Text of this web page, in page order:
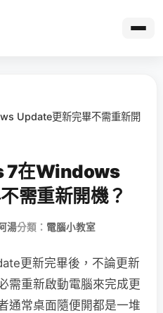
Update更新完畢不需重新開
7在Windows
需重新開機？
湯分類： 電腦小教室
更新完畢後，不論更新
需重新啟動電腦來完成更
通常桌面隨便開都是一堆